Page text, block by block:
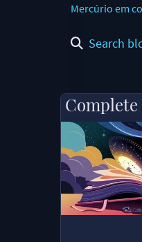
Mercúrio em
Search
Complete